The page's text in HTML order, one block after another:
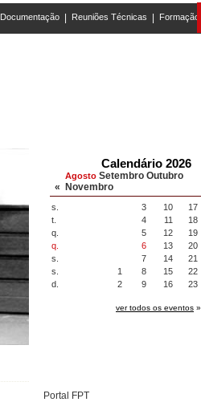
Documentação Reuniões Técnicas Formação
Calendário 2026
«
Agosto Setembro Outubro
Novembro
s.
t.
q.
q.
s.
s.
d.
3 10 17
4
11 18
5
12 19
6
13 20
7
14 21
1
8 15 22
2
9 16 23
ver todos os eventos »
Portal FPT